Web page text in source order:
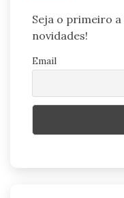
Seja o primeiro
novidades!
Email